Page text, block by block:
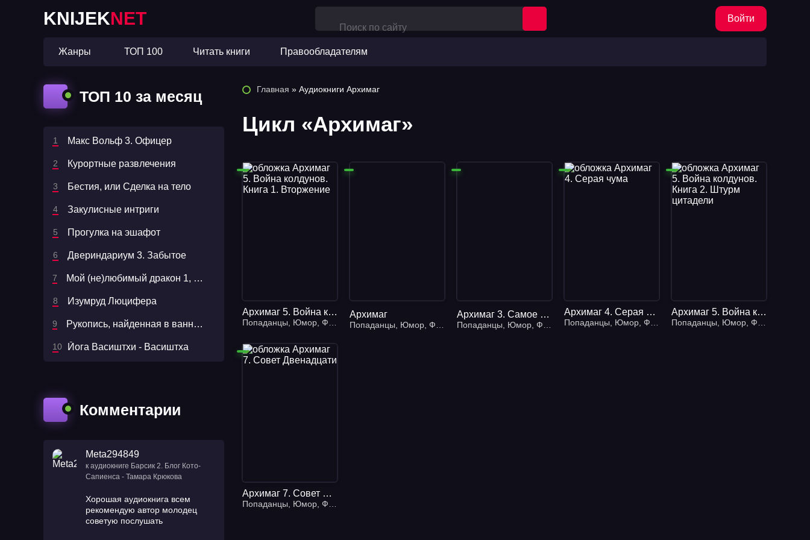
KNIJEKNET Войти
Жанры ТОП 100 Читать книги Правообладателям
ТОП 10 за месяц
Макс Вольф 3. Офицер
Курортные развлечения
Бестия, или Сделка на тело
Закулисные интриги
Прогулка на эшафот
Двериндариум 3. Забытое
Мой (не)любимый дракон 1, Мой (не)любимый дракон
Изумруд Люцифера
Рукопись, найденная в ванне - Станислав Лем
Йога Васиштхи - Васиштха
Комментарии
Meta294849
к аудиокниге Барсик 2. Блог Кото-
Сапиенса - Тамара Крюкова
Хорошая аудиокнига всем
рекомендую автор молодец
советую послушать
Главная » Аудиокниги Архимаг
Цикл «Архимаг»
Архимаг 5. Война колдунов. Книга 1. Вторжение
Попаданцы Юмор Фэнтези
Архимаг
Попаданцы Юмор Фэнтези
Архимаг 3. Самое лучшее оружие
Попаданцы Юмор Фэнтези
Архимаг 4. Серая чума
Попаданцы Юмор Фэнтези
Архимаг 5. Война колдунов. Книга 2. Штурм цитадели
Попаданцы Юмор Фэнтези
Архимаг 7. Совет Двенадцати
Попаданцы Юмор Фэнтези